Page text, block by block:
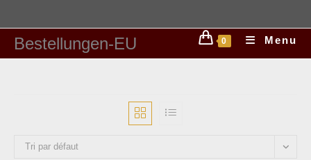
Bestellungen-EU 0 Menu
Tri par défaut